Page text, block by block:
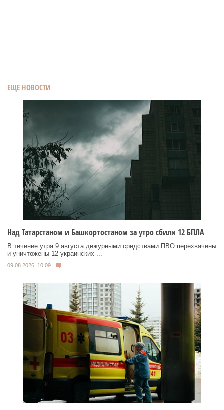
ЕЩЕ НОВОСТИ
Над Татарстаном и Башкортостаном за утро сбили 12 БПЛА
В течение утра 9 августа дежурными средствами ПВО перехвачены
и уничтожены 12 украинских ...
09.08.2026, 10:09